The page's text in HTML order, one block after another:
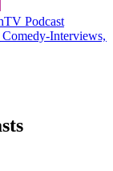
Podcast